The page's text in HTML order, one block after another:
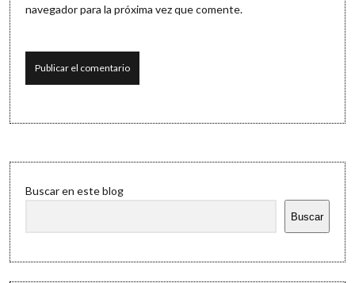
navegador para la próxima vez que comente.
Sidebar
Buscar en este blog
Buscar